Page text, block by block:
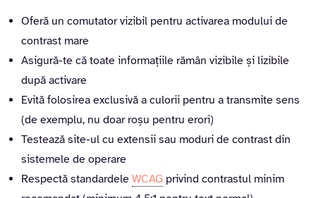
Oferă un comutator vizibil pentru activarea modului de
contrast mare
Asigură-te că toate informațiile rămân vizibile și lizibile
după activare
Evită folosirea exclusivă a culorii pentru a transmite sens
(de exemplu, nu doar roșu pentru erori)
Testează site-ul cu extensii sau moduri de contrast din
sistemele de operare
Respectă standardele WCAG privind contrastul minim